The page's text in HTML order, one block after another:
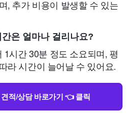
, 추가 비용이 발생할 수 있는
은 얼마나 걸리나요?
1시간 30분 정도 소요되며, 평
라 시간이 늘어날 수 있어요.
적/상담 바로가기 👈 클릭